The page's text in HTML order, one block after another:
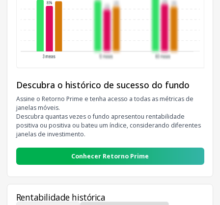
Descubra o histórico de sucesso do fundo
Assine o Retorno Prime e tenha acesso a todas as métricas de
janelas móveis.
Descubra quantas vezes o fundo apresentou rentabilidade
positiva ou positiva ou bateu um índice, considerando diferentes
janelas de investimento.
Conhecer Retorno Prime
Rentabilidade histórica